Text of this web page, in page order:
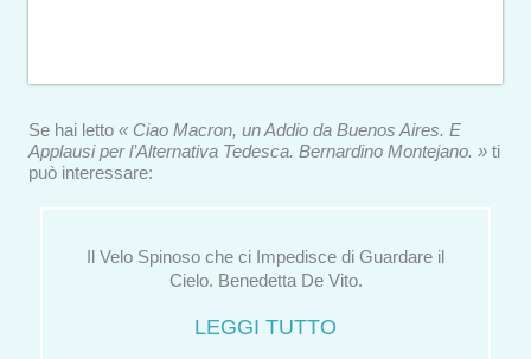
Se hai letto « Ciao Macron, un Addio da Buenos Aires. E
Applausi per l’Alternativa Tedesca. Bernardino Montejano. » ti
può interessare:
Il Velo Spinoso che ci Impedisce di Guardare il
Cielo. Benedetta De Vito.
LEGGI TUTTO